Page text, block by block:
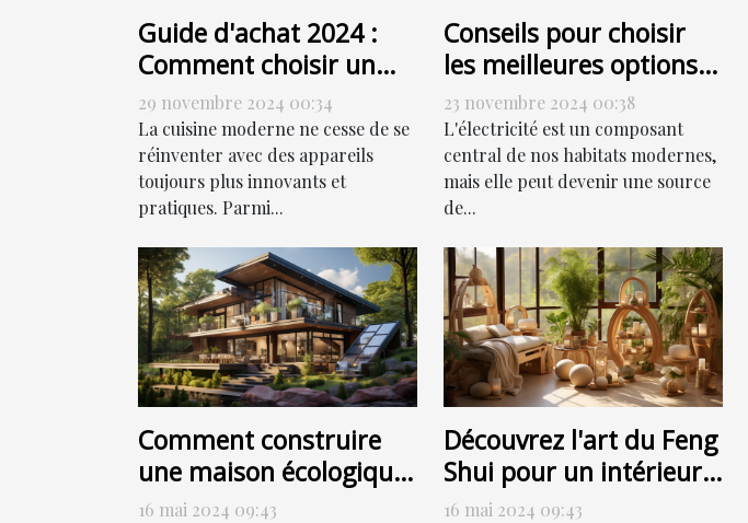
Guide d'achat 2024 :
Comment choisir un
four combiné à vapeur
29 novembre 2024 00:34
La cuisine moderne ne cesse de se
réinventer avec des appareils
toujours plus innovants et
pratiques. Parmi...
Conseils pour choisir
les meilleures options
de dépannage
électrique
23 novembre 2024 00:38
L'électricité est un composant
central de nos habitats modernes,
mais elle peut devenir une source
de...
Comment construire
une maison écologique
sans sacrifier le style
16 mai 2024 09:43
Découvrez l'art du Feng
Shui pour un intérieur
harmonieux
16 mai 2024 09:43